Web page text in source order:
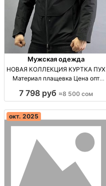
Мужская одежда
НОВАЯ КОЛЛЕКЦИЯ КУРТКА ПУХ
Материал плащевка Цена опт
7 798 руб ≈8 500 сом
окт. 2025